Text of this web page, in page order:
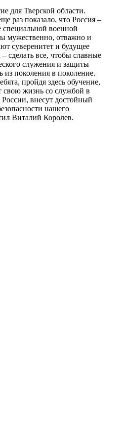
для Тверской области.
раз показало, что Россия –
специальной военной
мужественно, отважно и
суверенитет и будущее
сделать все, чтобы славные
служения и защиты
из поколения в поколение.
пройдя здесь обучение,
свою жизнь со службой в
внесут достойный
нашего
Виталий Королев.